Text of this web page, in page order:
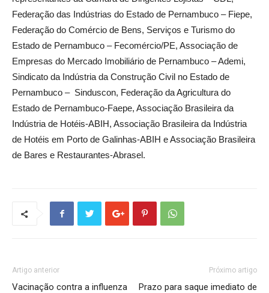
Federação das Indústrias do Estado de Pernambuco – Fiepe,
Federação do Comércio de Bens, Serviços e Turismo do
Estado de Pernambuco – Fecomércio/PE, Associação de
Empresas do Mercado Imobiliário de Pernambuco – Ademi,
Sindicato da Indústria da Construção Civil no Estado de
Pernambuco – Sinduscon, Federação da Agricultura do
Estado de Pernambuco-Faepe, Associação Brasileira da
Indústria de Hotéis-ABIH, Associação Brasileira da Indústria
de Hotéis em Porto de Galinhas-ABIH e Associação Brasileira
de Bares e Restaurantes-Abrasel.
Artigo anterior
Vacinação contra a influenza
Próximo artigo
Prazo para saque imediato de